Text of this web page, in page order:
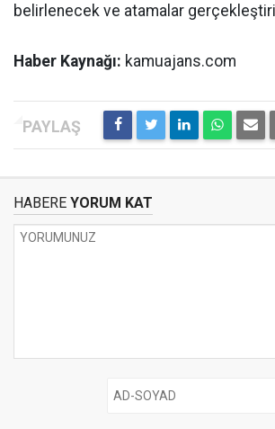
belirlenecek ve atamalar
Haber Kaynağı: kamuajans.com
HABERE YORUM KAT